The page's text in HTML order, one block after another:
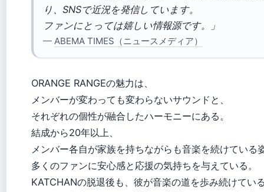
り、SNSで近況を発信しています。
ファンにとっては嬉しい情報源です。」
— ABEMA TIMES（ニュースメディア）
ORANGE RANGEの魅力は、
メンバーが変わっても変わらないサウンドと、
それぞれの個性が融合したハーモニーにある。
結成から20年以上、
メンバー各自が家族を持ちながらも音楽を続けている
多くのファンに安心感と応援の気持ちを与えている。
KATCHANの脱退後も、彼が音楽の道を歩み続けてい